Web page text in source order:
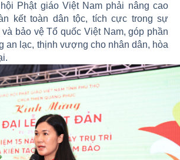
Phật giáo Việt Nam phải nâng cao
kết toàn dân tộc, tích cực trong sự
bảo vệ Tổ quốc Việt Nam, góp phần
an lạc, thịnh vượng cho nhân dân, hòa